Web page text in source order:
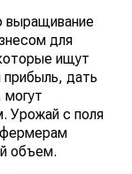
выращивание
для
ищут
дать
могут
Урожай с поля
фермерам
объем.